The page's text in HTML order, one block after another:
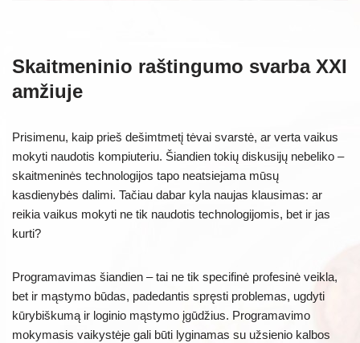
Skaitmeninio raštingumo svarba XXI
amžiuje
Prisimenu, kaip prieš dešimtmetį tėvai svarstė, ar verta vaikus
mokyti naudotis kompiuteriu. Šiandien tokių diskusijų nebeliko –
skaitmeninės technologijos tapo neatsiejama mūsų
kasdienybės dalimi. Tačiau dabar kyla naujas klausimas: ar
reikia vaikus mokyti ne tik naudotis technologijomis, bet ir jas
kurti?
Programavimas šiandien – tai ne tik specifinė profesinė veikla,
bet ir mąstymo būdas, padedantis spręsti problemas, ugdyti
kūrybiškumą ir loginio mąstymo įgūdžius. Programavimo
mokymasis vaikystėje gali būti lyginamas su užsienio kalbos